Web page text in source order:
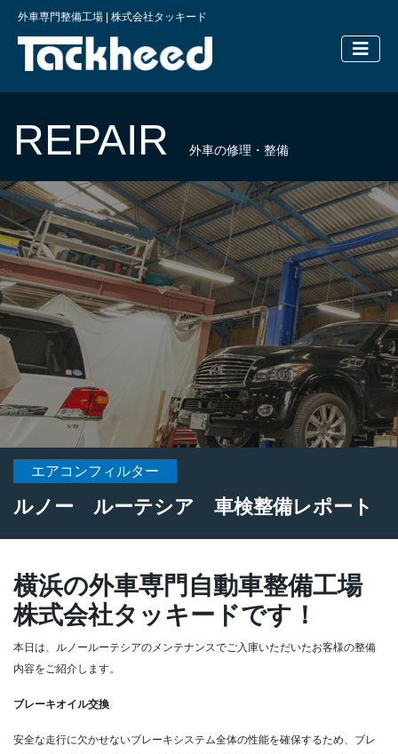
外車専門整備工場 | 株式会社タッキード
横浜の外
REPAIR 外車の修理・整備
エアコンフィルター
ルノー ルーテシア 車検整備レポート
横浜の外車専門自動車整備工場
株式会社タッキードです！
本日は、ルノールーテシアのメンテナンスでご入庫いただいたお客様の整備
内容をご紹介します。
ブレーキオイル交換
安全な走行に欠かせないブレーキシステム全体の性能を確保するため、ブレ